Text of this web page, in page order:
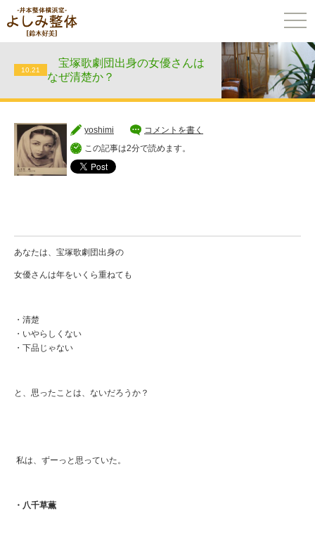
10.21
宝塚歌劇団出身の女優さんは
なぜ清楚か？
yoshimi
コメントを書く
この記事は2分で読めます。
あなたは、宝塚歌劇団出身の
女優さんは年をいくら重ねても
・清楚
・いやらしくない
・下品じゃない
と、思ったことは、ないだろうか？
私は、ずーっと思っていた。
・八千草薫